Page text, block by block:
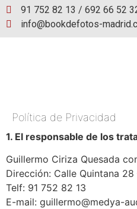
91 752 82 13 / 692 66 52
info@bookdefotos-
Política de Privacidad
1. El responsable de los
Guillermo Ciriza Quesada
Dirección: Calle Quintana
Telf: 91 752 82 13
E-mail: guillermo@medya-